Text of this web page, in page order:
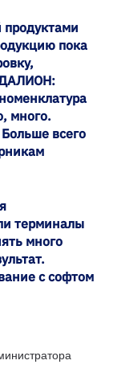
пока
много.
всего
терминалы
много
с софтом